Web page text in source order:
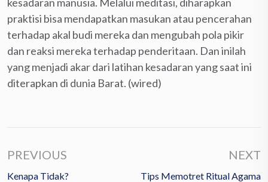
praktisi bisa mendapatkan masukan atau pencerahan
terhadap akal budi mereka dan mengubah pola pikir
dan reaksi mereka terhadap penderitaan. Dan inilah
yang menjadi akar dari latihan kesadaran yang saat ini
diterapkan di dunia Barat. (wired)
PREVIOUS
Kenapa Tidak?
NEXT
Tips Memotret Ritual Agama